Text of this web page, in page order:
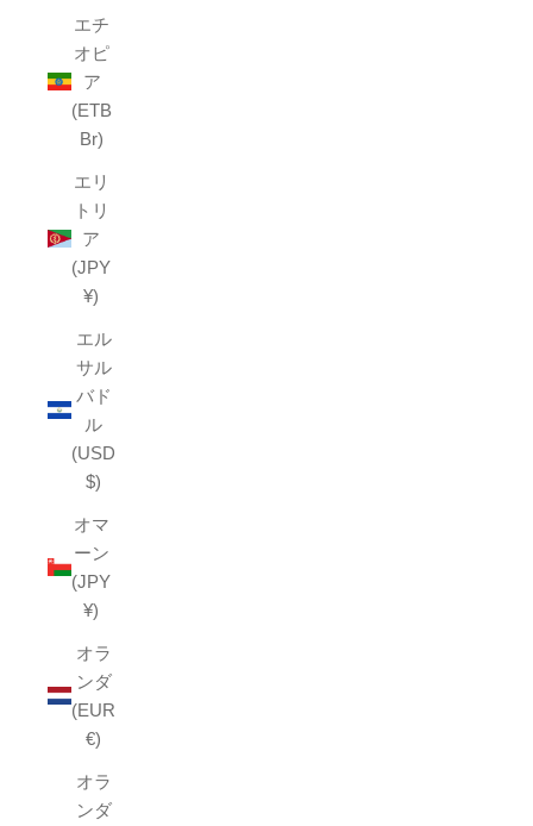
エチ
オピ
ア
(ETB
Br)
エリ
トリ
ア
(JPY
¥)
エル
サル
バド
ル
(USD
$)
オマ
ーン
(JPY
¥)
オラ
ンダ
(EUR
€)
オラ
ンダ